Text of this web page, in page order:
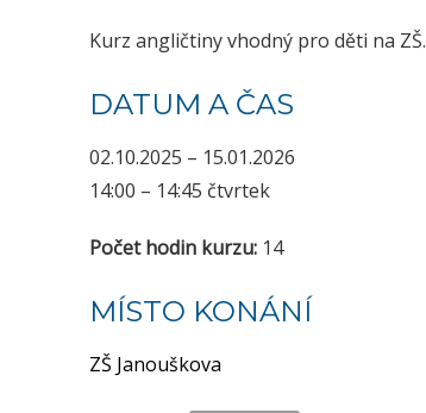
Kurz angličtiny vhodný pro děti na ZŠ.
DATUM A ČAS
02.10.2025 – 15.01.2026
14:00 – 14:45 čtvrtek
Počet hodin kurzu: 14
MÍSTO KONÁNÍ
ZŠ Janouškova